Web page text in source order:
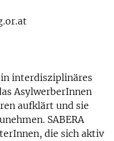
interdisziplinäres
AsylwerberInnen
aufklärt und sie
SABERA
die sich aktiv